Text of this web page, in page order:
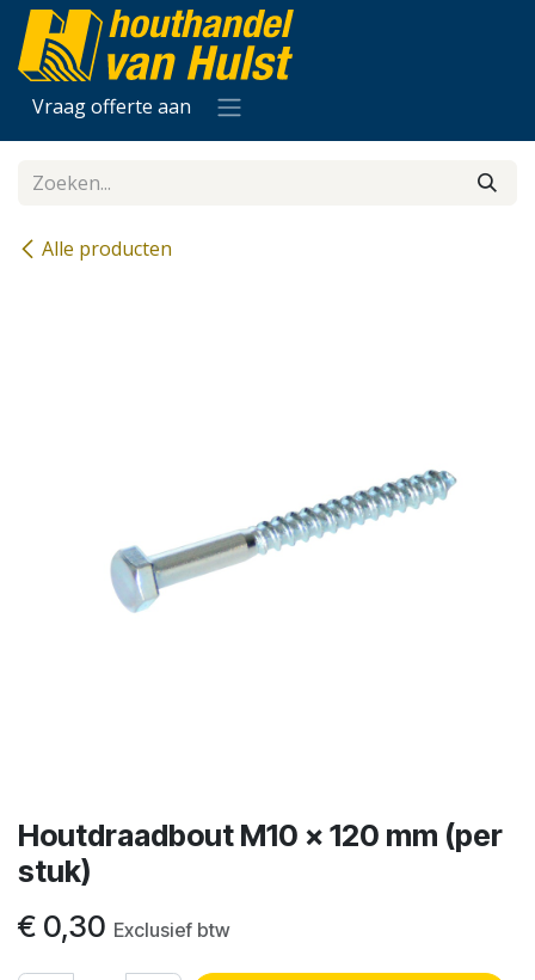
Overslaan naar inhoud
Vraag offerte aan
Alle producten
Houtdraadbout M10 x 120 mm (per
stuk)
€ 0,30 Exclusief btw